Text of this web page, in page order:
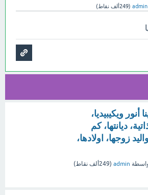
admin
(249ألف نقاط)
ويكيبيديا،
ديانتها، كم
زوجها، اولادها،
admin
(249ألف نقاط)